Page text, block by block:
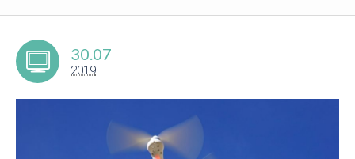
30.07
2019